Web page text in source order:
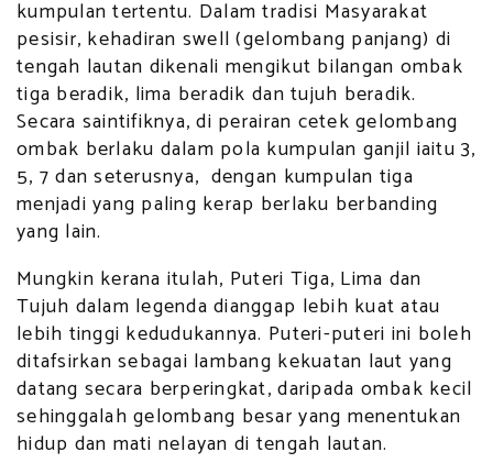
kumpulan tertentu. Dalam tradisi Masyarakat
pesisir, kehadiran swell (gelombang panjang) di
tengah lautan dikenali mengikut bilangan ombak
tiga beradik, lima beradik dan tujuh beradik.
Secara saintifiknya, di perairan cetek gelombang
ombak berlaku dalam pola kumpulan ganjil iaitu 3,
5, 7 dan seterusnya, dengan kumpulan tiga
menjadi yang paling kerap berlaku berbanding
yang lain.
Mungkin kerana itulah, Puteri Tiga, Lima dan
Tujuh dalam legenda dianggap lebih kuat atau
lebih tinggi kedudukannya. Puteri-puteri ini boleh
ditafsirkan sebagai lambang kekuatan laut yang
datang secara berperingkat, daripada ombak kecil
sehinggalah gelombang besar yang menentukan
hidup dan mati nelayan di tengah lautan.